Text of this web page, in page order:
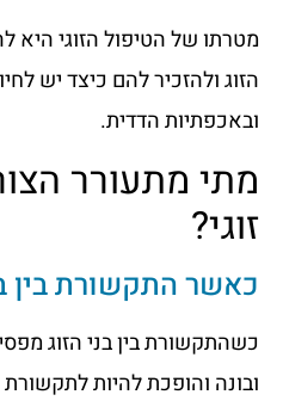
מטרתו של הטיפול הזוגי היא
הזוג ולהזכיר להם כיצד יש
ובאכפתיות הדדית.
מתי מתעורר
זוגי?
כאשר התקשורת בין
כשהתקשורת בין בני הזוג
ובונה והופכת להיות